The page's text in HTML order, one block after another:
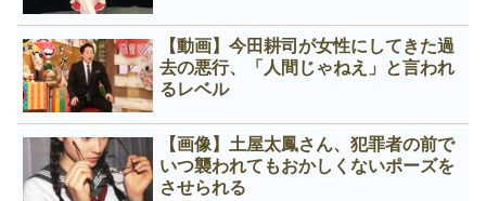
【動画】今田耕司が女性にしてきた過
去の悪行、「人間じゃねえ」と言われ
るレベル
【画像】土屋太鳳さん、犯罪者の前で
いつ襲われてもおかしくないポーズを
させられる